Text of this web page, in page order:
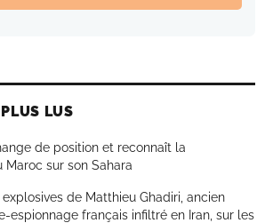
LUS
de position et reconnaît la
Maroc sur son Sahara
explosives de Matthieu Ghadiri, ancien
espionnage français infiltré en Iran, sur les